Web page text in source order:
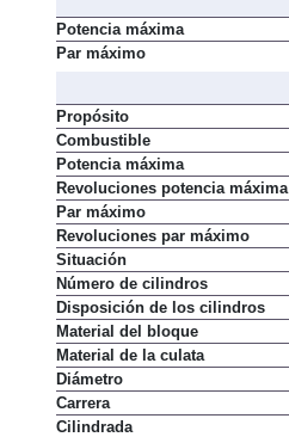
Potencia máxima
Par máximo
Propósito
Combustible
Potencia máxima
Revoluciones potencia máxima
Par máximo
Revoluciones par máximo
Situación
Número de cilindros
Disposición de los cilindros
Material del bloque
Material de la culata
Diámetro
Carrera
Cilindrada